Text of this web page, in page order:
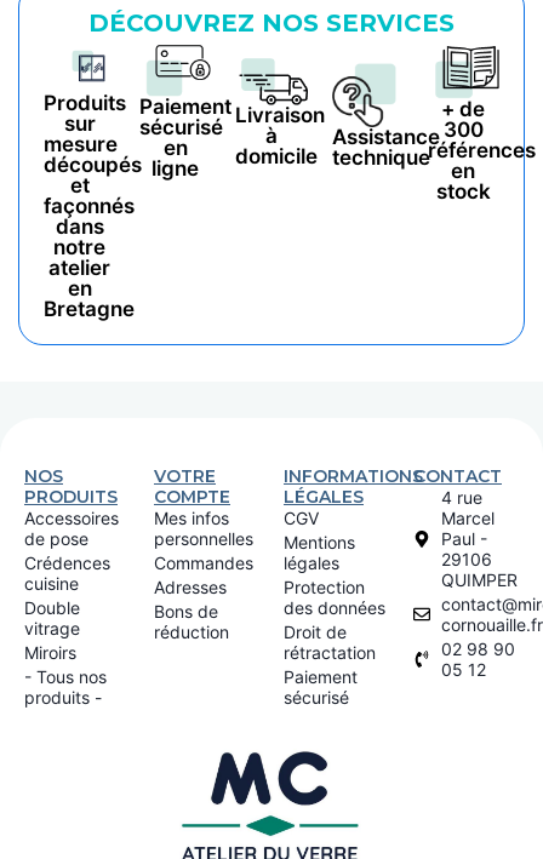
DÉCOUVREZ NOS SERVICES
Produits
sur
mesure
découpés
et
façonnés
dans
notre
atelier
en
Bretagne
Paiement
sécurisé
en
ligne
Livraison
à
domicile
Assistance
technique
+ de
300
références
en
stock
NOS
PRODUITS
Accessoires
de pose
Crédences
cuisine
Double
vitrage
Miroirs
- Tous nos
produits -
VOTRE
COMPTE
Mes infos
personnelles
Commandes
Adresses
Bons de
réduction
INFORMATIONS
LÉGALES
CGV
Mentions
légales
Protection
des données
Droit de
rétractation
Paiement
sécurisé
CONTACT
4 rue
Marcel
Paul -
29106
QUIMPER
cornouaille.fr
02 98 90
05 12